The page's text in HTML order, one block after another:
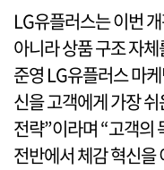
LG유플러스는 이번
아니라 상품 구조 자
준영 LG유플러스 마
신을 고객에게 가장
전략”이라며 “고객의
전반에서 체감 혁신을